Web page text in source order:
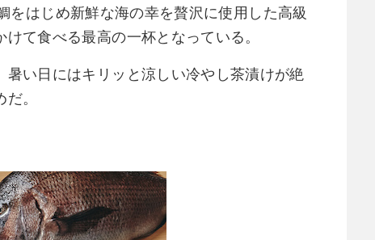
をはじめ新鮮な海の幸を贅沢に使用した高級
て食べる最高の一杯となっている。
い日にはキリッと涼しい冷やし茶漬けが絶
。